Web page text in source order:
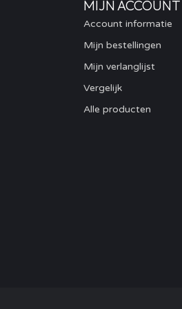
MIJN ACCOUNT
Account informatie
Mijn bestellingen
Mijn verlanglijst
Vergelijk
Alle producten